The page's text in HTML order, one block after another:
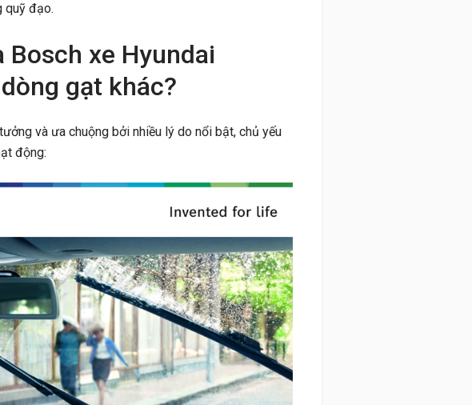
quỹ đạo.
Bosch xe Hyundai
gạt khác?
và ưa chuộng bởi nhiều lý do nổi bật, chủ yếu
động: